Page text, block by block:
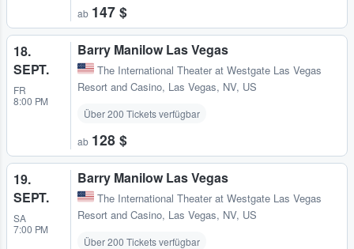
ab 147 $
18.
SEPT.
FR
8:00 PM
Barry Manilow Las Vegas
The International Theater at Westgate Las Vegas
Resort and Casino, Las Vegas, NV, US
Über 200 Tickets verfügbar
ab 128 $
19.
SEPT.
SA
7:00 PM
Barry Manilow Las Vegas
The International Theater at Westgate Las Vegas
Resort and Casino, Las Vegas, NV, US
Über 200 Tickets verfügbar